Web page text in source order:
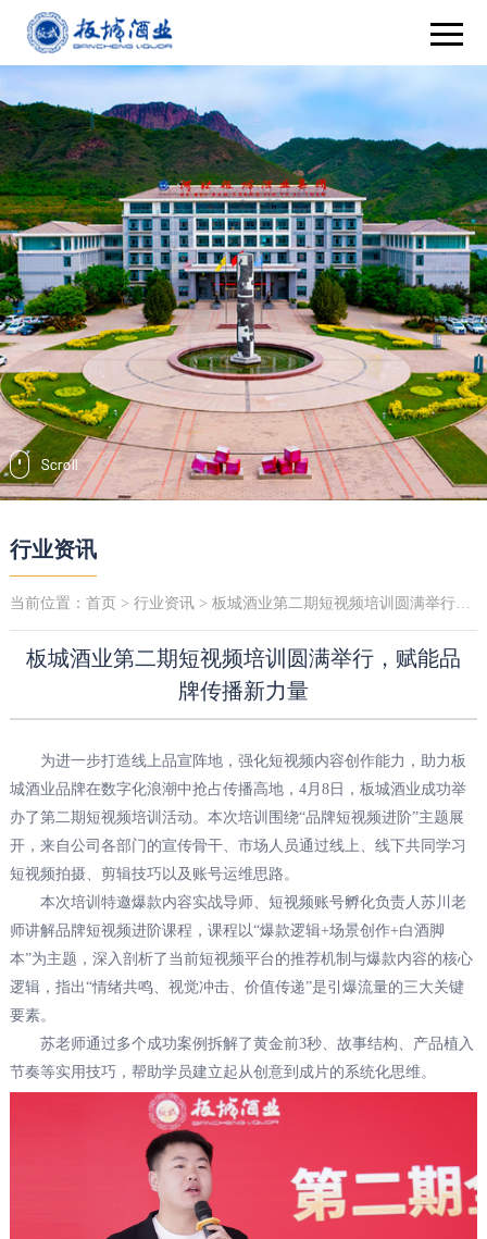
行业资讯
当前位置： 首页 > 行业资讯> 板城酒业第二期短视频培训圆满举行，赋能品牌传播新力量
板城酒业第二期短视频培训圆满举行，赋能品
牌传播新力量
为进一步打造线上品宣阵地，强化短视频内容创作能力，助力板
城酒业品牌在数字化浪潮中抢占传播高地，4月8日，板城酒业成功举
办了第二期短视频培训活动。本次培训围绕“品牌短视频进阶”主题展
开，来自公司各部门的宣传骨干、市场人员通过线上、线下共同学习
短视频拍摄、剪辑技巧以及账号运维思路。
本次培训特邀爆款内容实战导师、短视频账号孵化负责人苏川老
师讲解品牌短视频进阶课程，课程以“爆款逻辑+场景创作+白酒脚
本”为主题，深入剖析了当前短视频平台的推荐机制与爆款内容的核心
逻辑，指出“情绪共鸣、视觉冲击、价值传递”是引爆流量的三大关键
要素。
苏老师通过多个成功案例拆解了黄金前3秒、故事结构、产品植入
节奏等实用技巧，帮助学员建立起从创意到成片的系统化思维。